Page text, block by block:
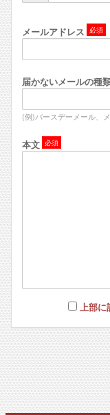
メールアドレス
届かないメールの種
(例)バースデーメール、
本文
上部に